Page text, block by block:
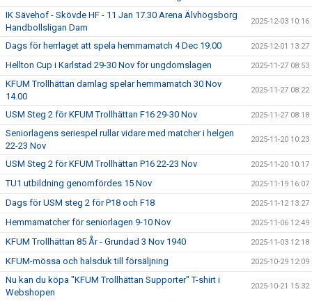
IK Sävehof - Skövde HF - 11 Jan 17.30 Arena Älvhögsborg
Handbollsligan Dam
2025-12-03 10:16
Dags för herrlaget att spela hemmamatch 4 Dec 19.00 2025-12-01 13:27
Hellton Cup i Karlstad 29-30 Nov för ungdomslagen 2025-11-27 08:53
KFUM Trollhättan damlag spelar hemmamatch 30 Nov
14.00
2025-11-27 08:22
USM Steg 2 för KFUM Trollhättan F16 29-30 Nov 2025-11-27 08:18
Seniorlagens seriespel rullar vidare med matcher i helgen
22-23 Nov
2025-11-20 10:23
USM Steg 2 för KFUM Trollhättan P16 22-23 Nov 2025-11-20 10:17
TU1 utbildning genomfördes 15 Nov 2025-11-19 16:07
Dags för USM steg 2 för P18 och F18 2025-11-12 13:27
Hemmamatcher för seniorlagen 9-10 Nov 2025-11-06 12:49
KFUM Trollhättan 85 År - Grundad 3 Nov 1940 2025-11-03 12:18
KFUM-mössa och halsduk till försäljning 2025-10-29 12:09
Nu kan du köpa "KFUM Trollhättan Supporter" T-shirt i
Webshopen
2025-10-21 15:32